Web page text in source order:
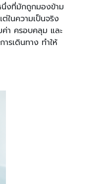
นึ่งที่มักถูกมองข้าม
ต่ในความเป็นจริง
ค่า ครอบคลุม และ
รเดินทาง ทำให้